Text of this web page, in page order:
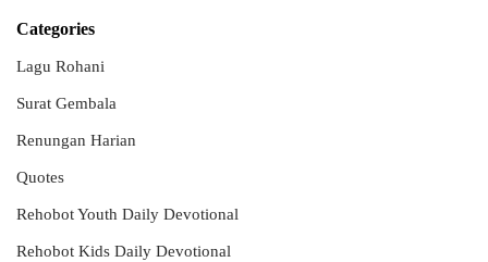
Categories
Lagu Rohani
Surat Gembala
Renungan Harian
Quotes
Rehobot Youth Daily Devotional
Rehobot Kids Daily Devotional